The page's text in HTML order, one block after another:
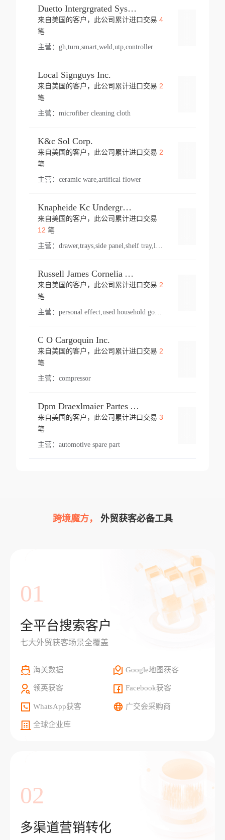
Duetto Intergrgrated Systems Inc.
来自美国的客户，此公司累计进口交易 4
笔
主营： gh,turn,smart,weld,utp,controller
Local Signguys Inc.
来自美国的客户，此公司累计进口交易 2
笔
主营： microfiber cleaning cloth
K&c Sol Corp.
来自美国的客户，此公司累计进口交易 2
笔
主营： ceramic ware,artifical flower
Knapheide Kc Underground
来自美国的客户，此公司累计进口交易
12 笔
主营：
Russell James Cornelia Arlington Va
来自美国的客户，此公司累计进口交易 2
笔
主营： personal effect,used household goods
C O Cargoquin Inc.
来自美国的客户，此公司累计进口交易 2
笔
主营： compressor
Dpm Draexlmaier Partes Automotrices Corr Ind Huejotzingo
来自美国的客户，此公司累计进口交易 3
笔
主营： automotive spare part
跨境魔方， 外贸获客必备工具
01
全平台搜索客户
七大外贸获客场景全覆盖
海关数据 Google地图获客
领英获客 Facebook获客
WhatsApp获客 广交会采购商
全球企业库
02
多渠道营销转化